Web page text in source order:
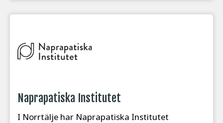
Naprapatiska Institutet
I Norrtälje har Naprapatiska Institutet